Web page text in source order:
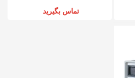
تماس بگیرید